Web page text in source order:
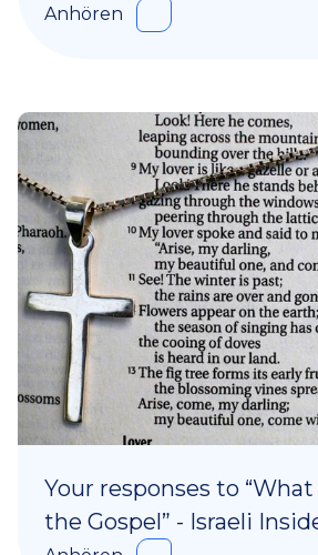
Anhören
Your responses to
the Gospel” - Israeli